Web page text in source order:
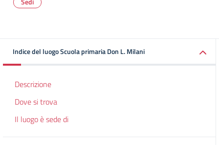
Indice del luogo Scuola primaria Don L. Milani
Descrizione
Dove si trova
Il luogo è sede di